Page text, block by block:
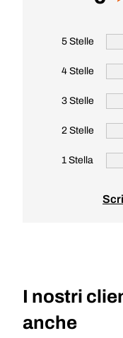
5 Stelle
4 Stelle
3 Stelle
2 Stelle
1 Stella
I nostri
anche